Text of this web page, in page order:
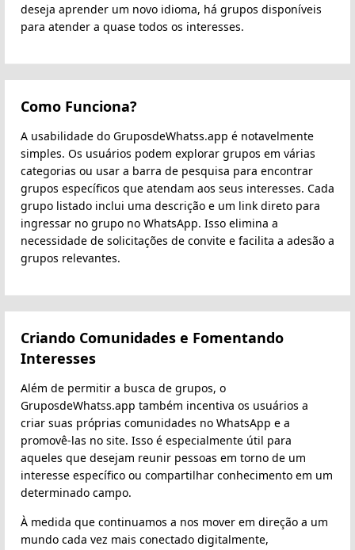
deseja aprender um novo idioma, há grupos disponíveis
para atender a quase todos os interesses.
Como Funciona?
A usabilidade do GruposdeWhatss.app é notavelmente
simples. Os usuários podem explorar grupos em várias
categorias ou usar a barra de pesquisa para encontrar
grupos específicos que atendam aos seus interesses. Cada
grupo listado inclui uma descrição e um link direto para
ingressar no grupo no WhatsApp. Isso elimina a
necessidade de solicitações de convite e facilita a adesão a
grupos relevantes.
Criando Comunidades e Fomentando
Interesses
Além de permitir a busca de grupos, o
GruposdeWhatss.app também incentiva os usuários a
criar suas próprias comunidades no WhatsApp e a
promovê-las no site. Isso é especialmente útil para
aqueles que desejam reunir pessoas em torno de um
interesse específico ou compartilhar conhecimento em um
determinado campo.
À medida que continuamos a nos mover em direção a um
mundo cada vez mais conectado digitalmente,